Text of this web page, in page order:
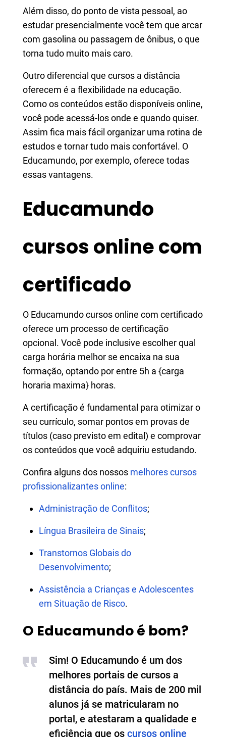
Além disso, do ponto de vista pessoal, ao
estudar presencialmente você tem que arcar
com gasolina ou passagem de ônibus, o que
torna tudo muito mais caro.
Outro diferencial que cursos a distância
oferecem é a flexibilidade na educação.
Como os conteúdos estão disponíveis online,
você pode acessá-los onde e quando quiser.
Assim fica mais fácil organizar uma rotina de
estudos e tornar tudo mais confortável. O
Educamundo, por exemplo, oferece todas
essas vantagens.
Educamundo
cursos online com
certificado
O Educamundo cursos online com certificado
oferece um processo de certificação
opcional. Você pode inclusive escolher qual
carga horária melhor se encaixa na sua
formação, optando por entre 5h a {carga
horaria maxima} horas.
A certificação é fundamental para otimizar o
seu currículo, somar pontos em provas de
títulos (caso previsto em edital) e comprovar
os conteúdos que você adquiriu estudando.
Confira alguns dos nossos melhores cursos
profissionalizantes online:
Administração de Conflitos;
Língua Brasileira de Sinais;
Transtornos Globais do
Desenvolvimento;
Assistência a Crianças e Adolescentes
em Situação de Risco.
O Educamundo é bom?
Sim! O Educamundo é um dos
melhores portais de cursos a
distância do país. Mais de 200 mil
alunos já se matricularam no
portal, e atestaram a qualidade e
eficiência que os cursos online